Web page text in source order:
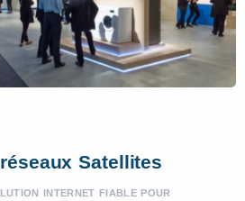
Satellites
INTERNET FIABLE POUR